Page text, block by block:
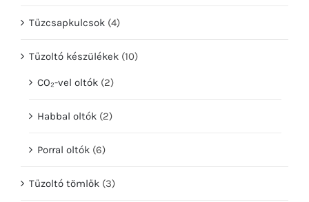
Tűzcsapkulcsok (4)
Tűzoltó készülékek (10)
CO₂-vel oltók (2)
Habbal oltók (2)
Porral oltók (6)
Tűzoltó tömlők (3)